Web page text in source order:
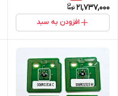
21,737,000
افزودن به سبد